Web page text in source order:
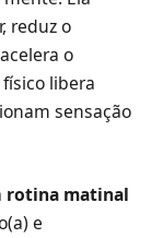
reduz o
o
libera
sensação
rotina matinal
e